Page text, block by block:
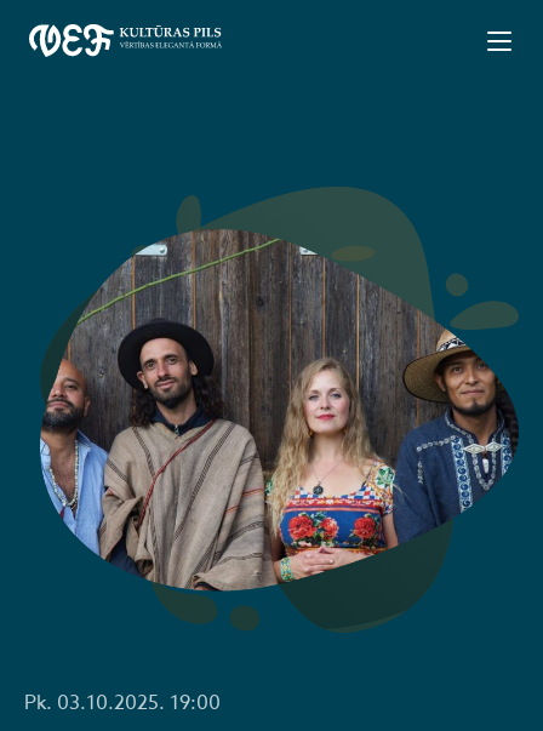
Pk. 03.10.2025. 19:00